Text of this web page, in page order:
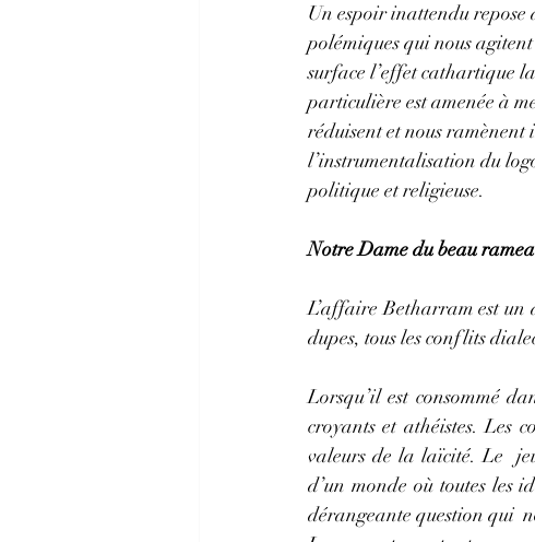
Un espoir inattendu repose
polémiques qui nous
surface l’effet cathartique
particulière est amenée à
réduisent et nous
l’instrumentalisation du
politique et religieuse.
Notre Dame du beau
L’affaire Betharram est un
dupes, tous les conflits
Lorsqu’il est consommé
croyants et athéistes. Les
valeurs de la laïcité. Le
d’un monde où toutes les
dérangeante question qui